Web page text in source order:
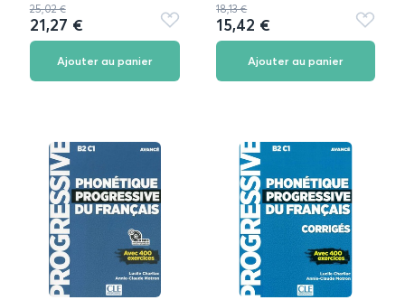
25,02 €
21,27 €
Ajouter
aux
Ajouter au panier
18,13 €
15,42 €
Ajouter
aux
Ajouter au panier